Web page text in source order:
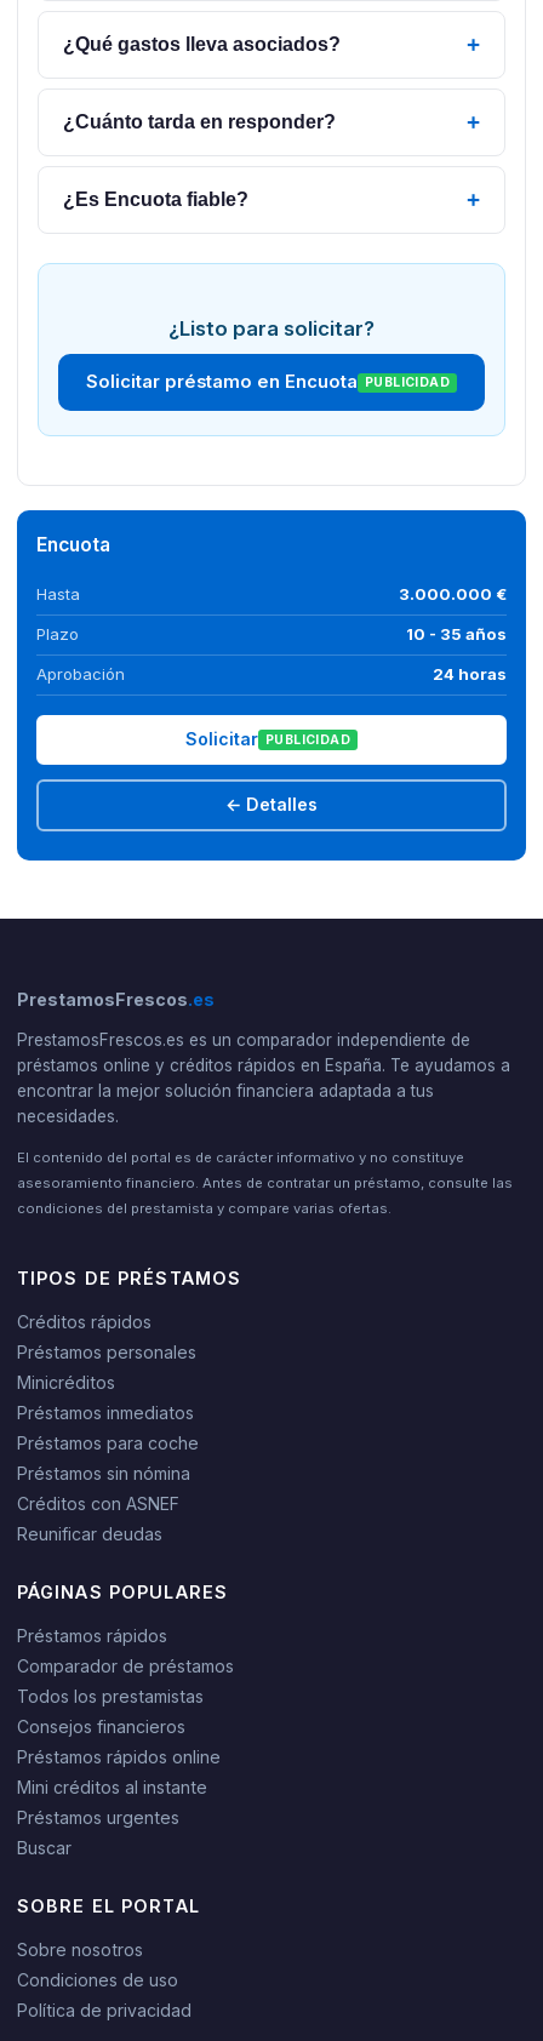
¿Qué gastos lleva asociados? +
¿Cuánto tarda en responder? +
¿Es Encuota fiable? +
¿Listo para solicitar?
Solicitar préstamo en Encuota PUBLICIDAD
Encuota
Hasta 3.000.000 €
Plazo 10 - 35 años
Aprobación 24 horas
Solicitar PUBLICIDAD
← Detalles
PrestamosFrescos.es
PrestamosFrescos.es es un comparador independiente de
préstamos online y créditos rápidos en España. Te ayudamos a
encontrar la mejor solución financiera adaptada a tus
necesidades.
El contenido del portal es de carácter informativo y no constituye
asesoramiento financiero. Antes de contratar un préstamo, consulte las
condiciones del prestamista y compare varias ofertas.
TIPOS DE PRÉSTAMOS
Créditos rápidos
Préstamos personales
Minicréditos
Préstamos inmediatos
Préstamos para coche
Préstamos sin nómina
Créditos con ASNEF
Reunificar deudas
PÁGINAS POPULARES
Préstamos rápidos
Comparador de préstamos
Todos los prestamistas
Consejos financieros
Préstamos rápidos online
Mini créditos al instante
Préstamos urgentes
Buscar
SOBRE EL PORTAL
Sobre nosotros
Condiciones de uso
Política de privacidad